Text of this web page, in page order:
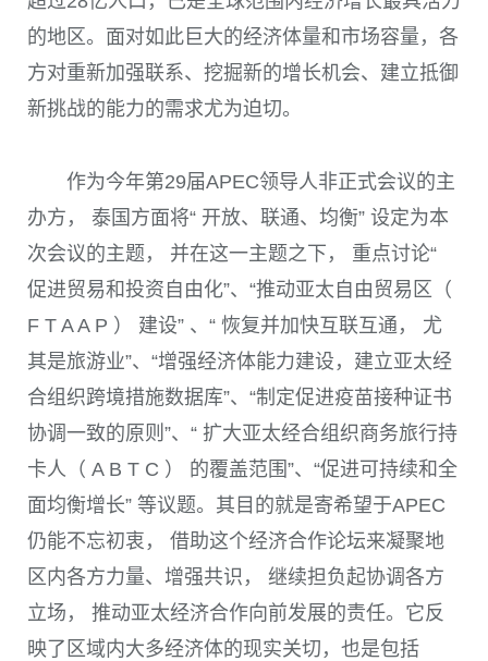
的地区。面对如此巨大的经济体量和市场容量，各
方对重新加强联系、挖掘新的增长机会、建立抵御
新挑战的能力的需求尤为迫切。
作为今年第29届APEC领导人非正式会议的主
办方， 泰国方面将“ 开放、联通、均衡” 设定为本
次会议的主题， 并在这一主题之下， 重点讨论“
促进贸易和投资自由化”、“推动亚太自由贸易区（
F T A A P ） 建设” 、“ 恢复并加快互联互通， 尤
其是旅游业”、“增强经济体能力建设，建立亚太经
合组织跨境措施数据库”、“制定促进疫苗接种证书
协调一致的原则”、“ 扩大亚太经合组织商务旅行持
卡人（ A B T C ） 的覆盖范围”、“促进可持续和全
面均衡增长” 等议题。其目的就是寄希望于APEC
仍能不忘初衷， 借助这个经济合作论坛来凝聚地
区内各方力量、增强共识， 继续担负起协调各方
立场， 推动亚太经济合作向前发展的责任。它反
映了区域内大多经济体的现实关切，也是包括